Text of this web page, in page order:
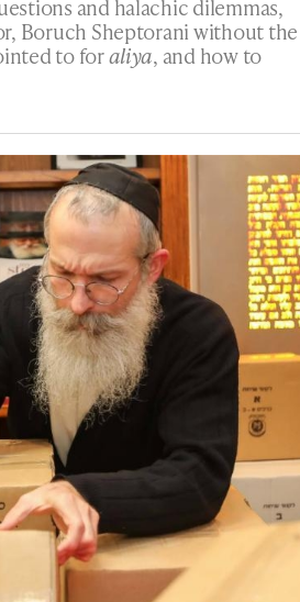
and halachic dilemmas,
Boruch Sheptorani without the
to foraliya, and how to